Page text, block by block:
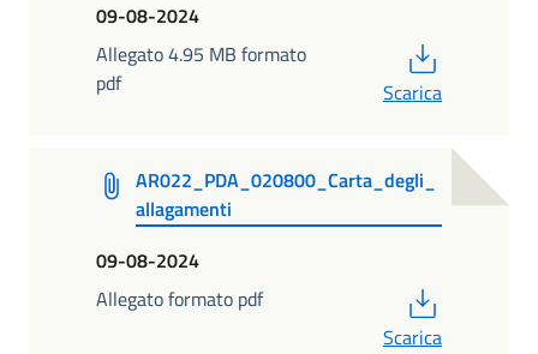
09-08-2024
Allegato 4.95 MB formato
pdf
Scarica
AR022_PDA_020800_Carta_degli_
allagamenti
09-08-2024
Allegato formato pdf
Scarica